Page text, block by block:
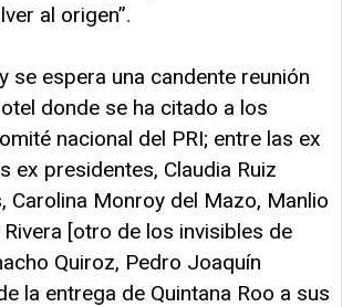
al origen”.
se espera una candente reunión
donde se ha citado a los
nacional del PRI; entre las ex
ex presidentes, Claudia Ruiz
Carolina Monroy del Mazo, Manlio
[otro de los invisibles de
Quiroz, Pedro Joaquín
la entrega de Quintana Roo a sus